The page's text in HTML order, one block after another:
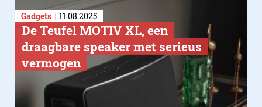
Gadgets 11.08.2025
De Teufel MOTIV XL, een
draagbare speaker met serieus
vermogen